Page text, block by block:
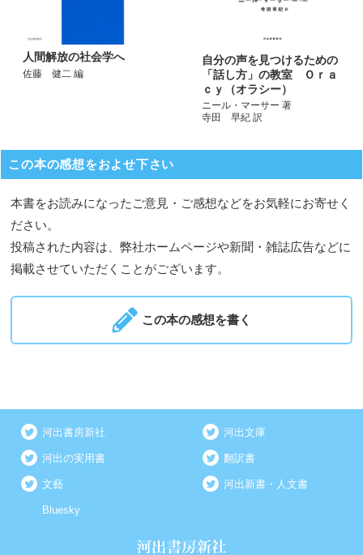
人間解放の社会学へ
佐藤 健二 編
自分の声を見つけるための
「話し方」の教室 Ｏｒａ
ｃｙ（オラシー）
ニール・マーサー 著
寺田 早紀 訳
この本の感想をおよせ下さい
本書をお読みになったご意見・ご感想などをお気軽にお寄せく
ださい。
投稿された内容は、弊社ホームページや新聞・雑誌広告などに
掲載させていただくことがございます。
この本の感想を書く
河出書房新社 河出文庫
河出の実用書 翻訳書
文藝 河出新書・人文書
Bluesky